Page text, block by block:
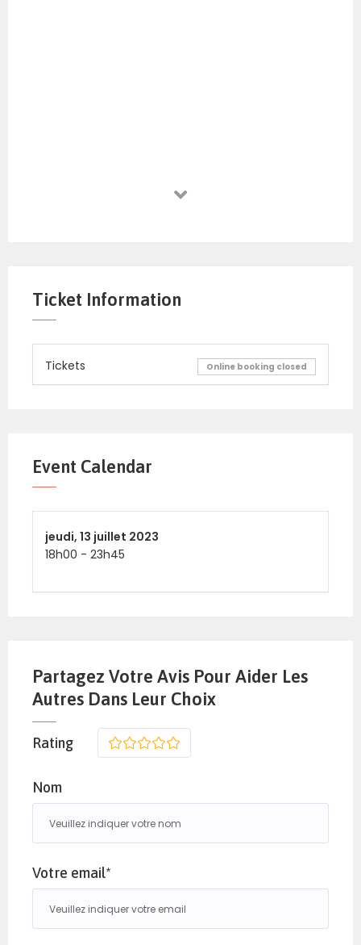
Ticket Information
Tickets Online booking closed
Event Calendar
jeudi, 13 juillet 2023
18h00 - 23h45
Partagez Votre Avis Pour Aider Les
Autres Dans Leur Choix
Rating 5
4
3
2
Nom
Votre email*